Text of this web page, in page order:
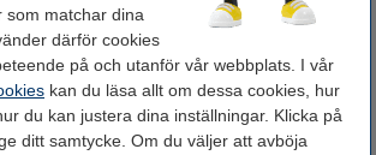
som matchar dina
därför cookies
på och utanför vår webbplats. I vår
kan du läsa allt om dessa cookies, hur
du kan justera dina inställningar. Klicka på
ditt samtycke. Om du väljer att avböja
EXPO Förlängningskabel 5m [Star
för ljusslingor | svart